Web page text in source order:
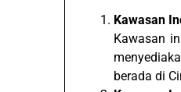
Kawasan
Kawasan
berada di